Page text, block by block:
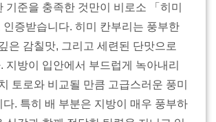
기준을 충족한 것만이 비로소 「히미
인증받습니다. 히미 칸부리는 풍부한
은 감칠맛, 그리고 세련된 단맛으로
지방이 입안에서 부드럽게 녹아내리
토로와 비교될 만큼 고급스러운 풍미
다. 특히 배 부분은 지방이 매우 풍부하